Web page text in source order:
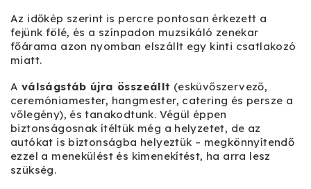
Az időkép szerint is percre pontosan érkezett a
fejünk fölé, és a színpadon muzsikáló zenekar
főárama azon nyomban elszállt egy kinti csatlakozó
miatt.
A válságstáb újra összeállt (esküvőszervező,
ceremóniamester, hangmester, catering és persze a
vőlegény), és tanakodtunk. Végül éppen
biztonságosnak ítéltük még a helyzetet, de az
autókat is biztonságba helyeztük – megkönnyítendő
ezzel a menekülést és kimenekítést, ha arra lesz
szükség.